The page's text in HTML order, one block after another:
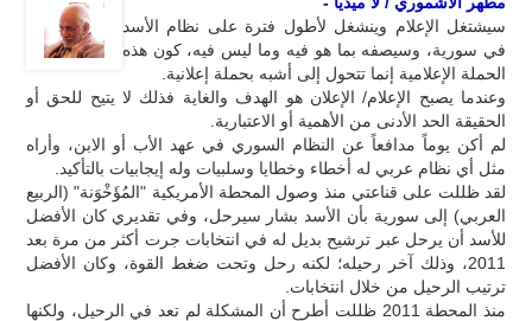
سيشتغل الإعلام وينشغل لأطول فترة على نظام الأسد
في سورية، وسيصفه بما هو فيه وما ليس فيه، كون هذه
الحملة الإعلامية إنما تتحول إلى أشبه بحملة إعلانية.
وعندما يصبح الإعلام/ الإعلان هو الهدف والغاية فذلك لا يتيح للحق أو
الحقيقة الحد الأدنى من الأهمية أو الاعتبارية.
لم أكن يوماً مدافعاً عن النظام السوري في عهد الأب أو الابن، وأراه
مثل أي نظام عربي له أخطاء وخطايا وسلبيات وله إيجابيات بالتأكيد.
لقد ظللت على قناعتي منذ وصول المحطة الأمريكية "المُؤَخْوَنة" (الربيع
العربي) إلى سورية بأن الأسد بشار سيرحل، وفي تقديري كان الأفضل
للأسد أن يرحل عبر ترشيح بديل له في انتخابات جرت أكثر من مرة بعد
2011، وذلك آخر رحيله؛ لكنه رحل وتحت ضغط القوة، وكان الأفضل
ترتيب الرحيل من خلال انتخابات.
منذ المحطة 2011 ظللت أطرح أن المشكلة لم تعد في الرحيل، ولكنها